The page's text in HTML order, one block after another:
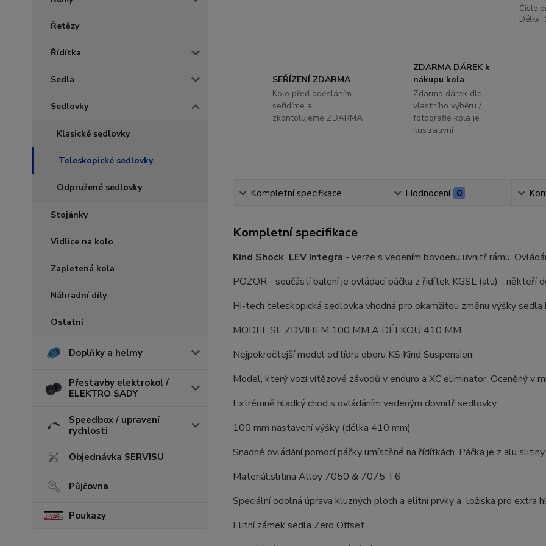
Řetězy
Řídítka
Sedla
Sedlovky
Klasické sedlovky
Teleskopické sedlovky
Odpružené sedlovky
Stojánky
Vidlice na kolo
Zapletená kola
Náhradní díly
Ostatní
Doplňky a helmy
Přestavby elektrokol /
ELEKTRO SADY
Speedbox / upravení
rychlosti
Objednávka SERVISU
Půjčovna
Poukazy
Číslo
Délka:
SEŘÍZENÍ ZDARMA
Kolo před odesláním
seřídíme a
zkontolujeme ZDARMA
ZDARMA DÁREK k
nákupu kola
Zdarma dárek dle
vlastního výběru /
fotografie kola je
ilustrativní
Kompletní specifikace Hodnocení 0
Kompletní specifikace
Kind Shock LEV Integra - verze s vedením bovdenu uvnitř rámu.
POZOR - součástí balení je ovládací páčka z řidítek KGSL (alu) - někteří
Hi-tech teleskopická sedlovka vhodná pro okamžitou změnu výšky
MODEL SE ZDVIHEM 100 MM A DÉLKOU 410 MM.
Nejpokročilejší model od lídra oboru KS Kind Suspension.
Model, který vozí vítězové závodů v enduro a XC eliminator. Oceněný v
Extrémně hladký chod s ovládáním vedeným dovnitř sedlovky.
100 mm nastavení výšky (délka 410 mm)
Snadné ovládání pomocí páčky umístěné na řídítkách. Páčka je z alu slitiny.
Materiál:slitina Alloy 7050 & 7075 T6
Speciální odolná úprava kluzných ploch a elitní prvky a ložiska pro extra
Elitní zámek sedla Zero Offset .